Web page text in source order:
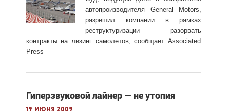
автопроизводителя General Motors,
разрешил компании в рамках
реструктуризации разорвать
контракты на лизинг самолетов, сообщает Associated
Press
Гиперзвуковой лайнер — не утопия